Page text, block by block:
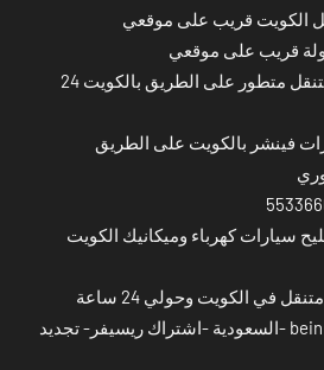
الكويت قريب على موقعي
قريب على موقعي
بنشر تصليح سيارات متنقل متطور على الطريق بالكويت 24
فينشر بالكويت على الطريق
سيارات كهرباء وميكانيك الكويت
في الكويت وحولي 24 ساعة
بي ان سبورت - bein sport -السعودية -اشتراك ريسيفر- تجديد